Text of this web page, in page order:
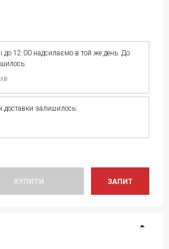
до 12:00 надсилаємо в той же день. До
хв
доставки залишилось:
КУПИТИ ЗАПИТ